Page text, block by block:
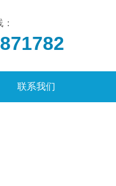
联系我们